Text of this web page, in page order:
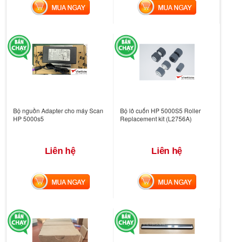
MUA NGAY MUA NGAY
Bộ nguồn Adapter cho máy Scan
HP 5000s5
Liên hệ
MUA NGAY
Bộ lô cuốn HP 5000S5 Roller
Replacement kit (L2756A)
Liên hệ
MUA NGAY